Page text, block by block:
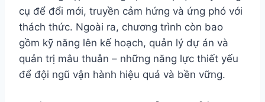
cụ để đổi mới, truyền cảm hứng và ứng phó với
thách thức. Ngoài ra, chương trình còn bao
gồm kỹ năng lên kế hoạch, quản lý dự án và
quản trị mâu thuẫn – những năng lực thiết yếu
để đội ngũ vận hành hiệu quả và bền vững.